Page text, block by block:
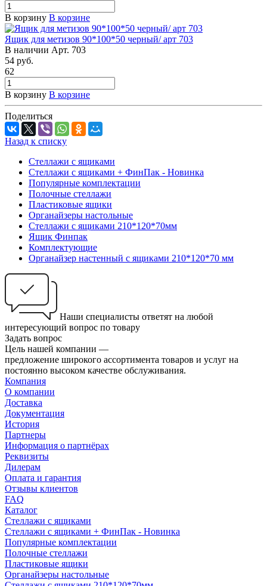
В корзину В корзине
Ящик для метизов 90*100*50 черный/ арт 703
В наличии Арт. 703
54 руб.
62
В корзину В корзине
Поделиться
Назад к списку
Стеллажи с ящиками
Стеллажи с ящиками + ФинПак - Новинка
Популярные комплектации
Полочные стеллажи
Пластиковые ящики
Органайзеры настольные
Стеллажи с ящиками 210*120*70мм
Ящик Финпак
Комплектующие
Органайзер настенный с ящиками 210*120*70 мм
Наши специалисты ответят на любой
интересующий вопрос по товару
Задать вопрос
Цель нашей компании —
предложение широкого ассортимента товаров и услуг на
постоянно высоком качестве обслуживания.
Компания
О компании
Доставка
Документация
История
Партнеры
Информация о партнёрах
Реквизиты
Дилерам
Оплата и гарантия
Отзывы клиентов
FAQ
Каталог
Стеллажи с ящиками
Стеллажи с ящиками + ФинПак - Новинка
Популярные комплектации
Полочные стеллажи
Пластиковые ящики
Органайзеры настольные